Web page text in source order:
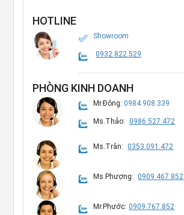
HOTLINE
Showroom
0932.822.529
PHÒNG KINH DOANH
Mr.Đông:0984.908.339
Ms.Thảo: 0986.527.472
Ms.Trân: 0353.091.472
Ms.Phượng: 0909.467.852
Mr.Phước: 0909.767.852